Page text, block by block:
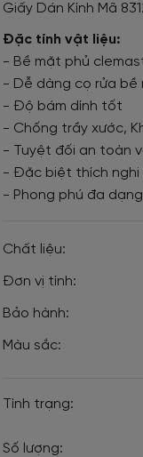
Giấy Dán Kính Mã
Đặc tính vật liệu:
- Bề mặt phủ
- Dễ dàng cọ rửa bề
- Độ bám dính tốt
- Chống trầy xước,
- Tuyệt đối an toàn
- Đặc biệt thích nghi
- Phong phú đa
Chất liệu:
Đơn vị tính:
Bảo hành:
Màu sắc:
Tình trạng:
Số lượng: